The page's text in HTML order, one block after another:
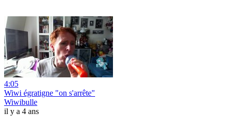
4:05
Wiwi égratigne "on s'arrête"
Wiwibulle
il y a 4 ans